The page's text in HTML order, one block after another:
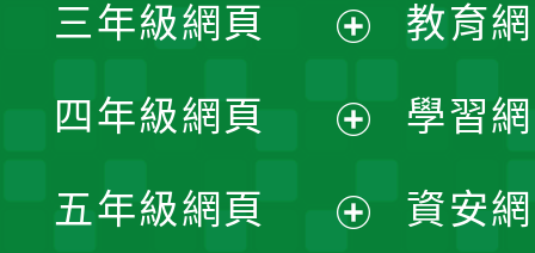
選
單
開
選
單
三年級網頁
開
選
四年級網頁
開
五年級網頁
教育
學習
資安